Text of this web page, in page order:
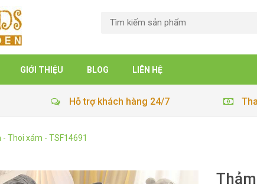
GIỚI THIỆU BLOG LIÊN HỆ
Hỗ trợ khách hàng 24/7
Thoi xám - TSF14691